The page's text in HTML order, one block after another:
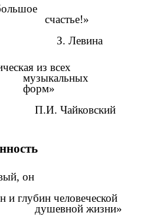
счастье!»
З. Левина
из всех
музыкальных
форм»
П.И. Чайковский
он
глубин человеческой
душевной жизни»